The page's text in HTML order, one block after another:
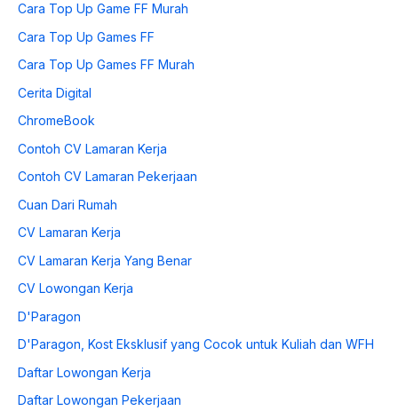
Cara Top Up Game FF Murah
Cara Top Up Games FF
Cara Top Up Games FF Murah
Cerita Digital
ChromeBook
Contoh CV Lamaran Kerja
Contoh CV Lamaran Pekerjaan
Cuan Dari Rumah
CV Lamaran Kerja
CV Lamaran Kerja Yang Benar
CV Lowongan Kerja
D'Paragon
D'Paragon, Kost Eksklusif yang Cocok untuk Kuliah dan WFH
Daftar Lowongan Kerja
Daftar Lowongan Pekerjaan